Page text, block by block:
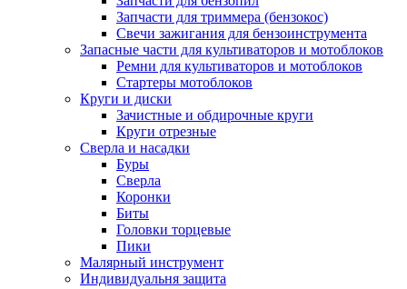
Запчасти для триммера (бензокос)
Свечи зажигания для бензоинструмента
Запасные части для культиваторов и мотоблоков
Ремни для культиваторов и мотоблоков
Стартеры мотоблоков
Круги и диски
Зачистные и обдирочные круги
Круги отрезные
Сверла и насадки
Буры
Сверла
Коронки
Биты
Головки торцевые
Пики
Малярный инструмент
Индивидуальня защита